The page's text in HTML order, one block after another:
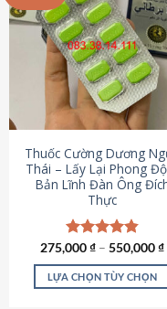
biến
thể.
Các
tùy
chọn
có
thể
chọn
trên
trang
sản
phẩm
Thuốc Cường Dương
Thái – Lấy Lại Phong
Bản Lĩnh Đàn Ông
Thực
Được xếp
hạng4.87
5 sao
275,000₫ – 550,000₫
LỰA CHỌN TÙY CHỌN